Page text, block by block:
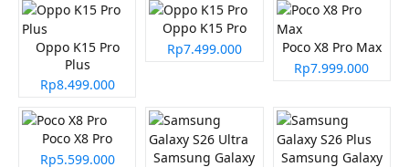
Oppo K15 Pro
Plus
Rp8.499.000
Oppo K15 Pro
Rp7.499.000
Poco X8 Pro Max
Rp7.999.000
Poco X8 Pro
Rp5.599.000
Samsung Galaxy
Samsung Galaxy